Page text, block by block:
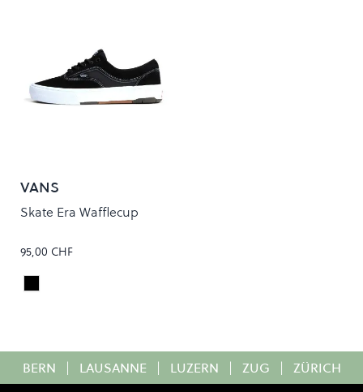
VANS
Skate Era Wafflecup
95,00 CHF
Colour
Black/White
BERN | LAUSANNE | LUZERN | ZUG | ZÜRICH